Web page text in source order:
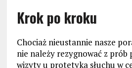
Krok po kroku
Chociaż nieustannie nasze
nie należy rezygnować z prób
wizyty u protetyka słuchu w